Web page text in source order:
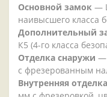
Основной замок —
наивысшего класса
Дополнительный
К5 (4-го класса
Отделка снаружи —
с фрезерованным
Внутренняя отделка